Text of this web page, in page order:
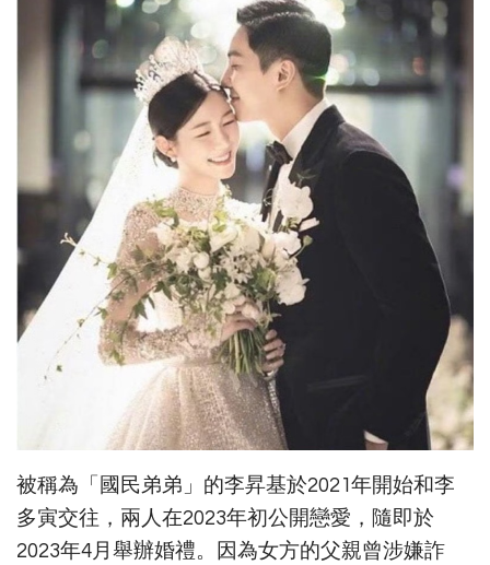
被稱為「國民弟弟」的李昇基於2021年開始和李
多寅交往，兩人在2023年初公開戀愛，隨即於
2023年4月舉辦婚禮。因為女方的父親曾涉嫌詐